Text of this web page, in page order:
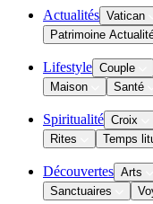
Actualités Vatican
Patrimoine
Lifestyle Couple
Maison
Santé
Spiritualité Croix
Rites
Temps
Découvertes Arts
Sanctuaires